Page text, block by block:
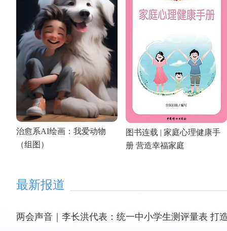
治愈系AI绘画：我爱动物
（组图）
图书连载 | 家庭心理健康手
册 营造幸福家庭
最新报道
两会声音｜李长洪代表：统一中小学生测评量表 打